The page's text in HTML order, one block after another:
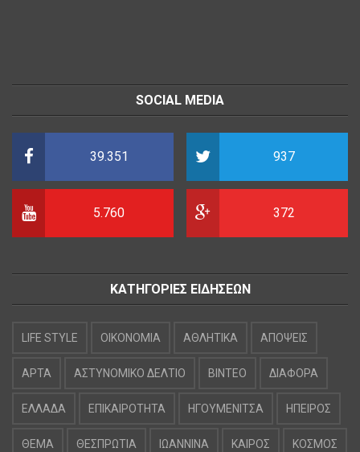
SOCIAL MEDIA
39.351 937
5.760 372
ΚΑΤΗΓΟΡΙΕΣ ΕΙΔΗΣΕΩΝ
LIFE STYLE OIKONOMIA ΑΘΛΗΤΙΚΑ ΑΠΟΨΕΙΣ
ΑΡΤΑ ΑΣΤΥΝΟΜΙΚΟ ΔΕΛΤΙΟ ΒΙΝΤΕΟ ΔΙΑΦΟΡΑ
ΕΛΛΑΔΑ ΕΠΙΚΑΙΡΟΤΗΤΑ ΗΓΟΥΜΕΝΙΤΣΑ ΗΠΕΙΡΟΣ
ΘΕΜΑ ΘΕΣΠΡΩΤΙΑ ΙΩΑΝΝΙΝΑ ΚΑΙΡΟΣ ΚΟΣΜΟΣ